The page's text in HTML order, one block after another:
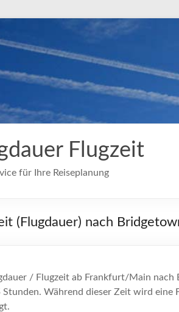
Flugzeit
für Ihre Reiseplanung
(Flugdauer) nach
/ Flugzeit ab Frankfurt/Main
Stunden. Während dieser Zeit wird